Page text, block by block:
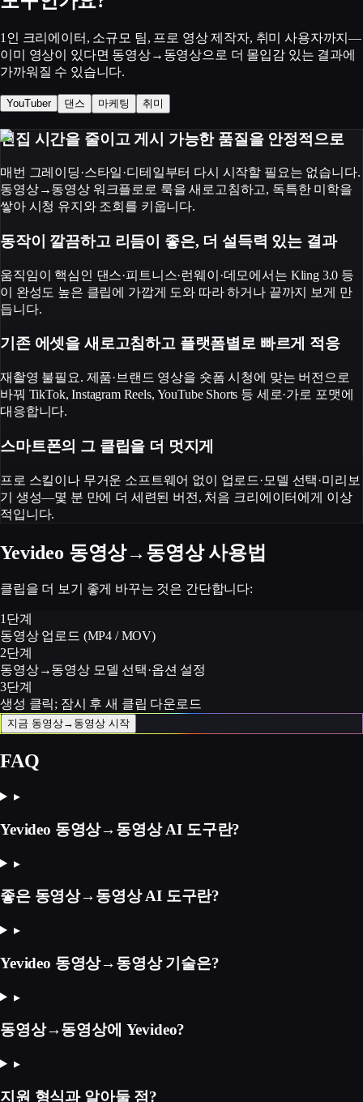
1인 크리에이터, 소규모 팀, 프로 영상 제작자, 취미 사용자까지—
이미 영상이 있다면 동영상→동영상으로 더 몰입감 있는 결과에
가까워질 수 있습니다.
YouTuber 댄스 마케팅 취미
편집 시간을 줄이고 게시 가능한 품질을 안정적으로
매번 그레이딩·스타일·디테일부터 다시 시작할 필요는 없습니다.
동영상→동영상 워크플로로 룩을 새로고침하고, 독특한 미학을
쌓아 시청 유지와 조회를 키웁니다.
동작이 깔끔하고 리듬이 좋은, 더 설득력 있는 결과
움직임이 핵심인 댄스·피트니스·런웨이·데모에서는 Kling 3.0 등
이 완성도 높은 클립에 가깝게 도와 따라 하거나 끝까지 보게 만
듭니다.
기존 에셋을 새로고침하고 플랫폼별로 빠르게 적응
재촬영 불필요. 제품·브랜드 영상을 숏폼 시청에 맞는 버전으로
바꿔 TikTok, Instagram Reels, YouTube Shorts 등 세로·가로 포맷에
대응합니다.
스마트폰의 그 클립을 더 멋지게
프로 스킬이나 무거운 소프트웨어 없이 업로드·모델 선택·미리보
기 생성—몇 분 만에 더 세련된 버전, 처음 크리에이터에게 이상
적입니다.
Yevideo 동영상→동영상 사용법
클립을 더 보기 좋게 바꾸는 것은 간단합니다:
1단계
동영상 업로드 (MP4 / MOV)
2단계
동영상→동영상 모델 선택·옵션 설정
3단계
생성 클릭; 잠시 후 새 클립 다운로드
지금 동영상→동영상 시작
FAQ
▸
Yevideo 동영상→동영상 AI 도구란?
▸
좋은 동영상→동영상 AI 도구란?
▸
Yevideo 동영상→동영상 기술은?
▸
동영상→동영상에 Yevideo?
▸
지원 형식과 알아둘 점?